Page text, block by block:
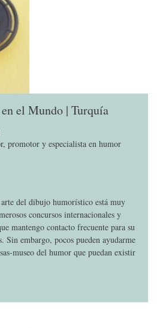
el Mundo | Turquía
promotor y especialista en humor
del dibujo humorístico está muy
concursos internacionales y
mantengo contacto frecuente para su
Sin embargo, pocos pueden ayudarme
museo del humor que puedan existir